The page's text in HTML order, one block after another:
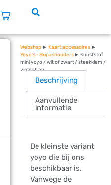
Webshop ► Kaart accessoires ►
Yoyo's - Skipashouders ► Kunststof
mini yoyo / wit of zwart / steekklem /
vinyl strap
Beschrijving
Aanvullende
informatie
De kleinste variant
yoyo die bij ons
beschikbaar is.
Vanwege de